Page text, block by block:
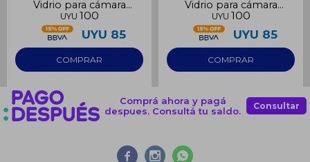
Vidrio para cámara
Samsung S23
UYU 100
UYU 85
Vidrio para cámara
Samsung S23 Ultra
UYU 100
UYU 85
Comprá ahora y pagá
despues. Consultá tu saldo.
Consultar
  